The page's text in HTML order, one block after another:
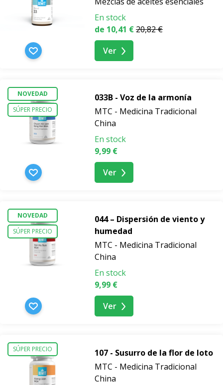
En stock
de 10,41 €20,82 €
Ver
NOVEDAD
SÚPER PRECIO
033B - Voz de la armonía
MTC - Medicina Tradicional
China
En stock
9,99 €
Ver
NOVEDAD
SÚPER PRECIO
044 – Dispersión de viento y
humedad
MTC - Medicina Tradicional
China
En stock
9,99 €
Ver
SÚPER PRECIO
107 - Susurro de la flor de loto
MTC - Medicina Tradicional
China